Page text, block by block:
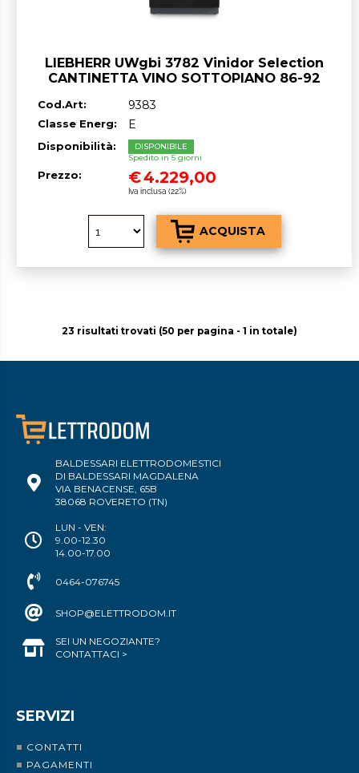
LIEBHERR UWgbi 3782 Vinidor Selection
CANTINETTA VINO SOTTOPIANO 86-92
PREVENTIVO
Cod.Art: 9383
Classe Energ: E
Disponibilità:
DISPONIBILE
Spedito in 5 giorni
Prezzo: €4.229,00
Iva inclusa (22%)
23 risultati trovati (50 per pagina - 1 in totale)
BALDESSARI ELETTRODOMESTICI
DI BALDESSARI MAGDALENA
VIA BENACENSE, 65B
38068 ROVERETO (TN)
LUN - VEN:
9.00-12.30
14.00-17.00
0464-076745
SHOP@ELETTRODOM.IT
SEI UN NEGOZIANTE?
CONTATTACI >
SERVIZI
CONTATTI
PAGAMENTI